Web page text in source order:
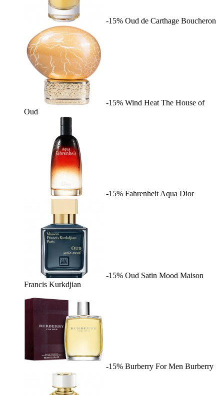
-15% Oud de Carthage Boucheron
-15% Wind Heat The House of
Oud
-15% Fahrenheit Aqua Dior
-15% Oud Satin Mood Maison
Francis Kurkdjian
-15% Burberry For Men Burberry